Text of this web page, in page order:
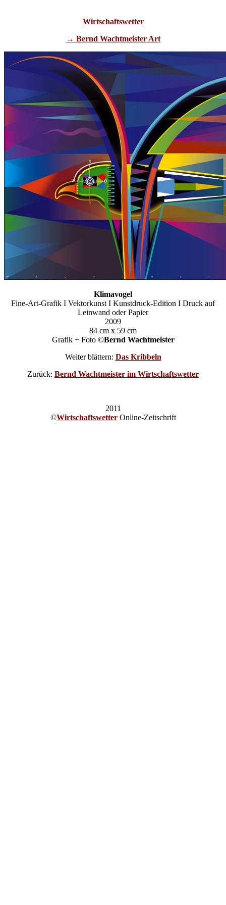
Wirtschaftswetter
→ Bernd Wachtmeister Art
Klimavogel
Fine-Art-Grafik I Vektorkunst I Kunstdruck-Edition I Druck auf
Leinwand oder Papier
2009
84 cm x 59 cm
Grafik + Foto ©Bernd Wachtmeister
Weiter blättern: Das Kribbeln
Zurück: Bernd Wachtmeister im Wirtschaftswetter
2011
©WirtschaftswetterOnline-Zeitschrift